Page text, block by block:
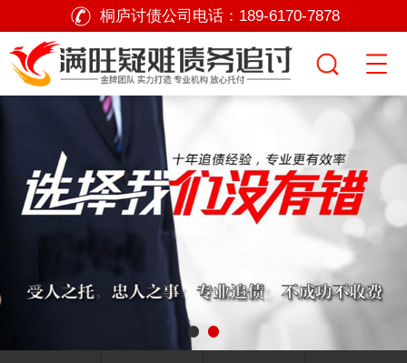
桐庐讨债公司电话： 189-6170-7878